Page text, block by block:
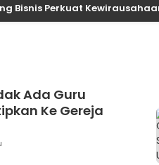
Bisnis Perkuat
Ada Guru
Ke Gereja